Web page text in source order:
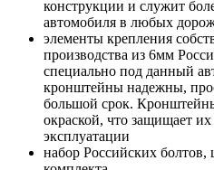
конструкции и служит
автомобиля в любых
элементы крепления
производства из 6мм
специально под данный
кронштейны надежны,
большой срок.
окраской, что защищает
эксплуатации
набор Российских болтов,